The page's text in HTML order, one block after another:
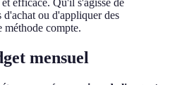
efficace. Qu'il s'agisse de
ou d'appliquer des
méthode compte.
mensuel